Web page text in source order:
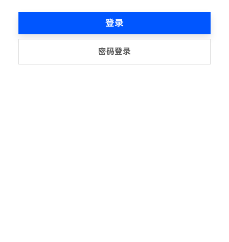
登录
密码登录